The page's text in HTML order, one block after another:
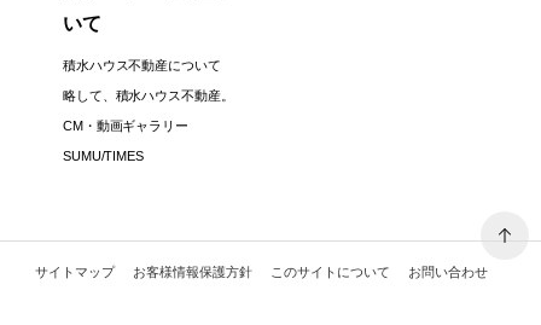
いて
積水ハウス不動産について
略して、積水ハウス不動産。
CM・動画ギャラリー
SUMU/TIMES
サイトマップ お客様情報保護方針 このサイトについて お問い合わせ